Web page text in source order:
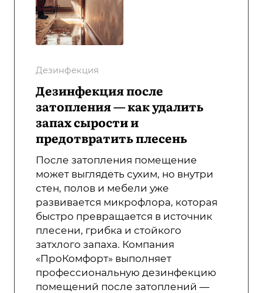
Дезинфекция
Дезинфекция после
затопления — как удалить
запах сырости и
предотвратить плесень
После затопления помещение
может выглядеть сухим, но внутри
стен, полов и мебели уже
развивается микрофлора, которая
быстро превращается в источник
плесени, грибка и стойкого
затхлого запаха. Компания
«ПроКомфорт» выполняет
профессиональную дезинфекцию
помещений после затоплений —